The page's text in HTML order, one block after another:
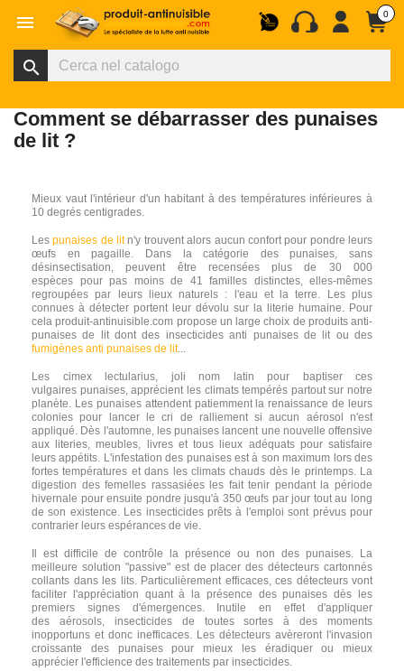
 0
search
Comment se débarrasser des punaises
de lit ?
Mieux vaut l'intérieur d'un habitant à des températures inférieures à
10 degrés centigrades.
Lespunaises de litn'y trouvent alors aucun confort pour pondre leurs
œufs en pagaille. Dans la catégorie des punaises, sans
désinsectisation, peuvent être recensées plus de 30 000
espèces pour pas moins de 41 familles distinctes, elles-mêmes
regroupées par leurs lieux naturels : l'eau et la terre. Les plus
connues à détecter portent leur dévolu sur la literie humaine. Pour
cela produit-antinuisible.com propose un large choix de produits anti-
punaises de lit dont des insecticides anti punaises de lit ou des
fumigènes anti punaises de lit...
Les cimex lectularius, joli nom latin pour baptiser ces
vulgaires punaises, apprécient les climats tempérés partout sur notre
planète. Les punaises attendent patiemment la renaissance de leurs
colonies pour lancer le cri de ralliement si aucun aérosol n'est
appliqué. Dès l'automne, les punaises lancent une nouvelle offensive
aux literies, meubles, livres et tous lieux adéquats pour satisfaire
leurs appétits. L'infestation des punaises est à son maximum lors des
fortes températures et dans les climats chauds dès le printemps. La
digestion des femelles rassasiées les fait tenir pendant la période
hivernale pour ensuite pondre jusqu'à 350 œufs par jour tout au long
de son existence. Les insecticides prêts à l'emploi sont prévus pour
contrarier leurs espérances de vie.
Il est difficile de contrôle la présence ou non des punaises. La
meilleure solution "passive" est de placer des détecteurs cartonnés
collants dans les lits. Particulièrement efficaces, ces détecteurs vont
faciliter l'appréciation quant à la présence des punaises dès les
premiers signes d'émergences. Inutile en effet d'appliquer
des aérosols, insecticides de toutes sortes à des moments
inopportuns et donc inefficaces. Les détecteurs avèreront l'invasion
croissante des punaises pour mieux les éradiquer ou mieux
apprécier l'efficience des traitements par insecticides.